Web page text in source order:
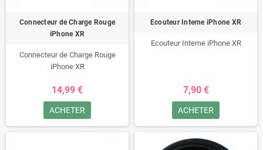
Connecteur de Charge Rouge
iPhone XR
Connecteur de Charge Rouge
iPhone XR
14,99 €
ACHETER
Ecouteur Interne iPhone XR
Ecouteur Interne iPhone XR
7,90 €
ACHETER